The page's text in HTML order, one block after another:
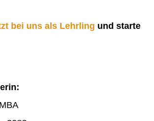
bei uns als Lehrling und starte